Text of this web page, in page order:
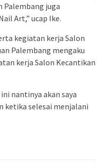
Palembang juga
Art,” ucap Ike.
kegiatan kerja Salon
Palembang mengaku
kerja Salon Kecantikan
nantinya akan saya
ketika selesai menjalani